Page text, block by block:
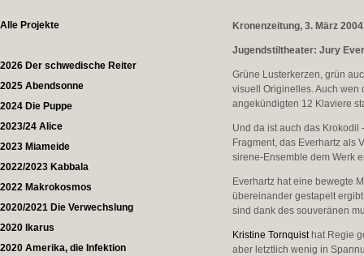
Alle Projekte
2026 Der schwedische Reiter
2025 Abendsonne
2024 Die Puppe
2023/24 Alice
2023 Miameide
2022/2023 Kabbala
2022 Makrokosmos
2020/2021 Die Verwechslung
2020 Ikarus
2020 Amerika, die Infektion
Kronenzeitung, 3. März
Jugendstiltheater: Jury
Grüne Lusterkerzen, grün
visuell Originelles. Auch wen
angekündigten 12 Klaviere
Und da ist auch das
Fragment, das Everhartz als
sirene-Ensemble dem Werk
Everhartz hat eine bewegte
übereinander gestapelt
sind dank des souveränen
Kristine Tornquisthat Regie
aber letztlich wenig in